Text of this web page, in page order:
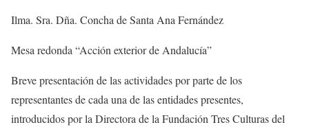
Ilma. Sra. Dña. Concha de Santa Ana Fernández
Mesa redonda “Acción exterior de Andalucía”
Breve presentación de las actividades por parte de los
representantes de cada una de las entidades presentes,
introducidos por la Directora de la Fundación Tres Culturas del